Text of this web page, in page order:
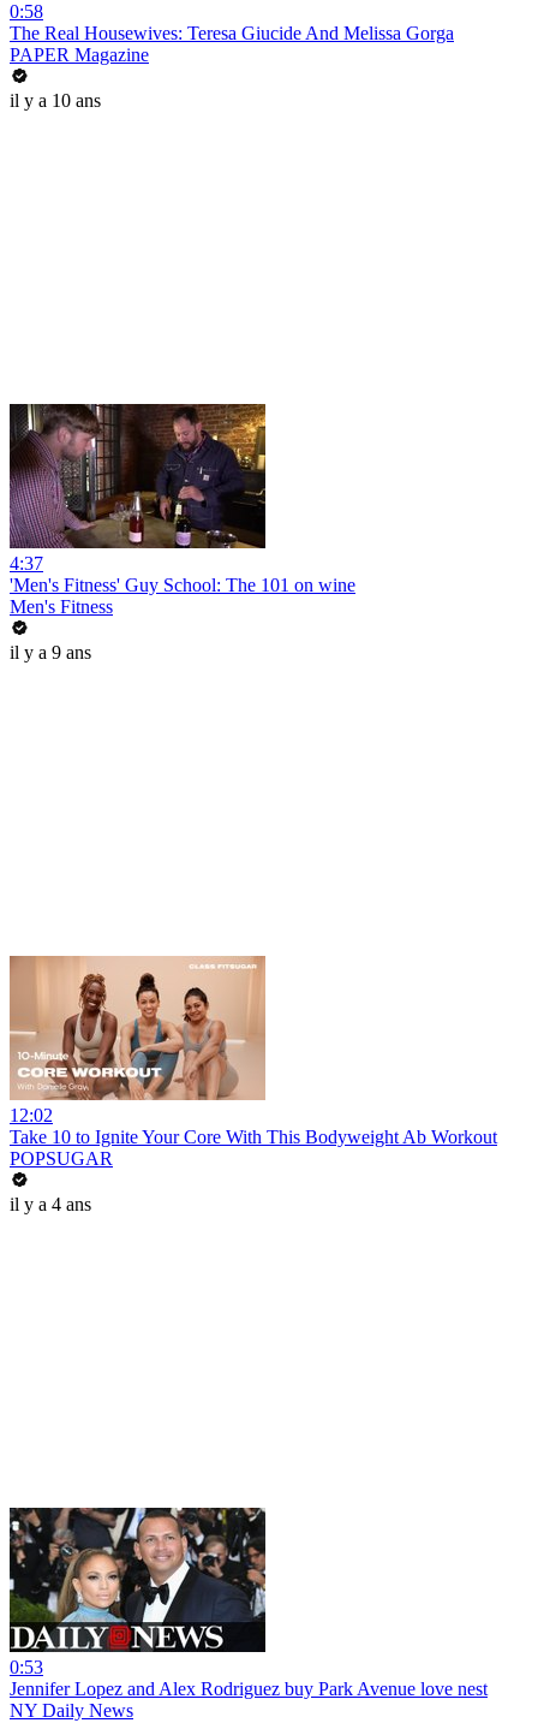
0:58
The Real Housewives: Teresa Giucide And Melissa Gorga
PAPER Magazine
il y a 10 ans
4:37
'Men's Fitness' Guy School: The 101 on wine
Men's Fitness
il y a 9 ans
12:02
Take 10 to Ignite Your Core With This Bodyweight Ab Workout
POPSUGAR
il y a 4 ans
0:53
Jennifer Lopez and Alex Rodriguez buy Park Avenue love nest
NY Daily News